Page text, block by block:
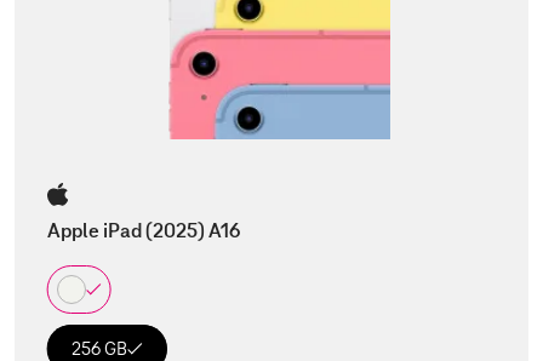
Apple iPad (2025) A16
256 GB